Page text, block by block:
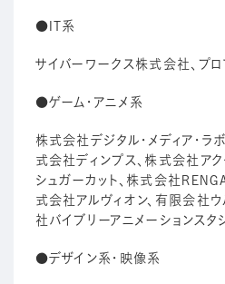
●IT系
サイバーワークス株式会社、プ
●ゲーム・アニメ系
株式会社デジタル・メディア・ラ
式会社ディンプス、株式会社ア
シュガーカット、株式会社
式会社アルヴィオン、有限会社
社バイブリーアニメーションスタ
●デザイン系・映像系